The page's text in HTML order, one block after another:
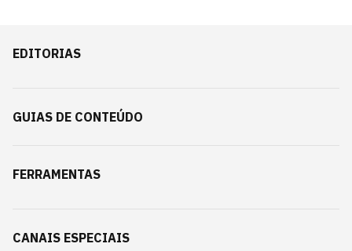
EDITORIAS
GUIAS DE CONTEÚDO
FERRAMENTAS
CANAIS ESPECIAIS